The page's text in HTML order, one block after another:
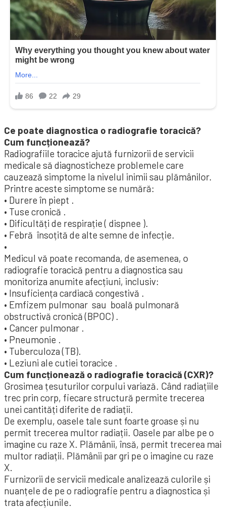
Ce poate diagnostica o radiografie toracică?
Cum funcționează?
Radiografiile toracice ajută furnizorii de servicii
medicale să diagnosticheze problemele care
cauzează simptome la nivelul inimii sau plămânilor.
Printre aceste simptome se numără:
• Durere în piept .
• Tuse cronică .
• Dificultăți de respirație ( dispnee ).
• Febră însoțită de alte semne de infecție.
•
Medicul vă poate recomanda, de asemenea, o
radiografie toracică pentru a diagnostica sau
monitoriza anumite afecțiuni, inclusiv:
• Insuficiența cardiacă congestivă .
• Emfizem pulmonar sau boală pulmonară
obstructivă cronică (BPOC) .
• Cancer pulmonar .
• Pneumonie .
• Tuberculoza (TB).
• Leziuni ale cutiei toracice .
Cum funcționează o radiografie toracică (CXR)?
Grosimea țesuturilor corpului variază. Când radiațiile
trec prin corp, fiecare structură permite trecerea
unei cantități diferite de radiații.
De exemplu, oasele tale sunt foarte groase și nu
permit trecerea multor radiații. Oasele par albe pe o
imagine cu raze X. Plămânii, însă, permit trecerea mai
multor radiații. Plămânii par gri pe o imagine cu raze
X.
Furnizorii de servicii medicale analizează culorile și
nuanțele de pe o radiografie pentru a diagnostica și
trata afecțiunile.